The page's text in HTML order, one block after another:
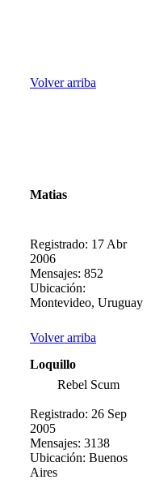
Volver arriba
Matias
Registrado: 17 Abr
2006
Mensajes: 852
Ubicación:
Montevideo, Uruguay
Volver arriba
Loquillo
Rebel Scum
Registrado: 26 Sep
2005
Mensajes: 3138
Ubicación: Buenos
Aires